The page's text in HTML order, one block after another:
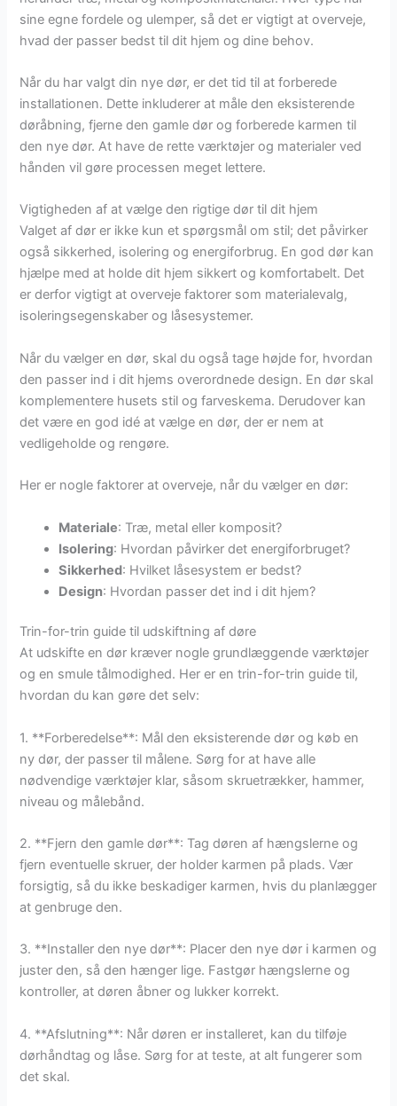
sine egne fordele og ulemper, så det er vigtigt at overveje,
hvad der passer bedst til dit hjem og dine behov.
Når du har valgt din nye dør, er det tid til at forberede
installationen. Dette inkluderer at måle den eksisterende
døråbning, fjerne den gamle dør og forberede karmen til
den nye dør. At have de rette værktøjer og materialer ved
hånden vil gøre processen meget lettere.
Vigtigheden af at vælge den rigtige dør til dit hjem
Valget af dør er ikke kun et spørgsmål om stil; det påvirker
også sikkerhed, isolering og energiforbrug. En god dør kan
hjælpe med at holde dit hjem sikkert og komfortabelt. Det
er derfor vigtigt at overveje faktorer som materialevalg,
isoleringsegenskaber og låsesystemer.
Når du vælger en dør, skal du også tage højde for, hvordan
den passer ind i dit hjems overordnede design. En dør skal
komplementere husets stil og farveskema. Derudover kan
det være en god idé at vælge en dør, der er nem at
vedligeholde og rengøre.
Her er nogle faktorer at overveje, når du vælger en dør:
Materiale: Træ, metal eller komposit?
Isolering: Hvordan påvirker det energiforbruget?
Sikkerhed: Hvilket låsesystem er bedst?
Design: Hvordan passer det ind i dit hjem?
Trin-for-trin guide til udskiftning af døre
At udskifte en dør kræver nogle grundlæggende værktøjer
og en smule tålmodighed. Her er en trin-for-trin guide til,
hvordan du kan gøre det selv:
1. **Forberedelse**: Mål den eksisterende dør og køb en
ny dør, der passer til målene. Sørg for at have alle
nødvendige værktøjer klar, såsom skruetrækker, hammer,
niveau og målebånd.
2. **Fjern den gamle dør**: Tag døren af hængslerne og
fjern eventuelle skruer, der holder karmen på plads. Vær
forsigtig, så du ikke beskadiger karmen, hvis du planlægger
at genbruge den.
3. **Installer den nye dør**: Placer den nye dør i karmen og
juster den, så den hænger lige. Fastgør hængslerne og
kontroller, at døren åbner og lukker korrekt.
4. **Afslutning**: Når døren er installeret, kan du tilføje
dørhåndtag og låse. Sørg for at teste, at alt fungerer som
det skal.